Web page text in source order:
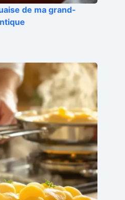
de ma grand-